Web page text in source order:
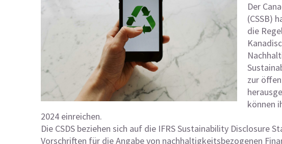
Der
(CSSB)
die
zur
können
2024 einreichen.
Die CSDS beziehen sich auf die IFRS Sustainability Disclosure
Vorschriften für die Angabe von nachhaltigkeitsbezogenen